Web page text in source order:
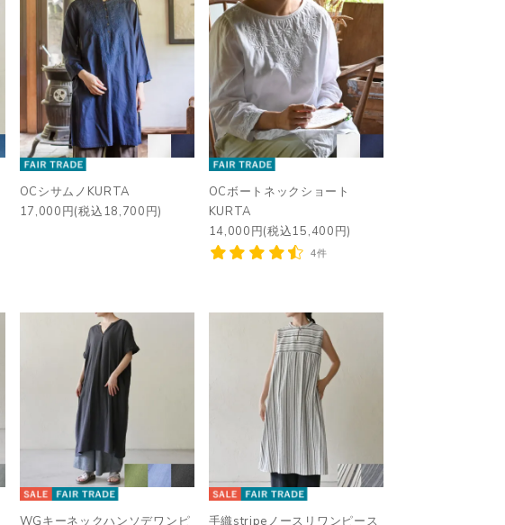
OCシサムノKURTA
17,000円(税込18,700円)
OCボートネックショート
KURTA
14,000円(税込15,400円)
4件
WGキーネックハンソデワンピ
手織stripeノースリワンピース